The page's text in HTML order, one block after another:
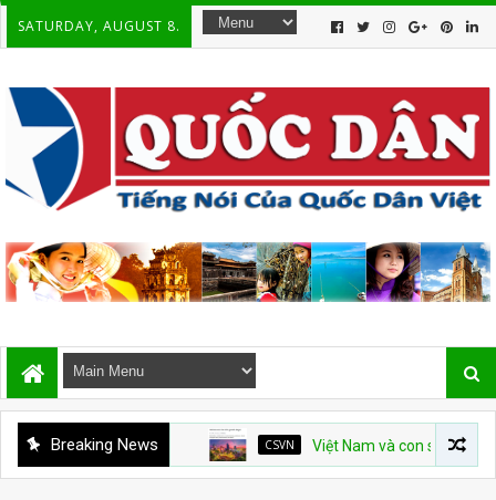
SATURDAY, AUGUST 8.
Breaking News CSVN Việt Nam và con số tăng trưởng